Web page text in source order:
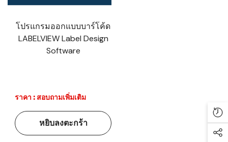
โปรแกรมออกแบบบาร์โค้ด
LABELVIEW Label Design
Software
ราคา : สอบถามเพิ่มเติม
หยิบลงตะกร้า